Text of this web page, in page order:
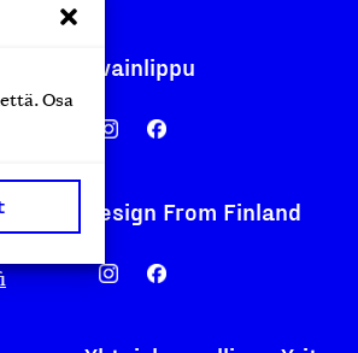
Osa
Avainlippu
Design From Finland